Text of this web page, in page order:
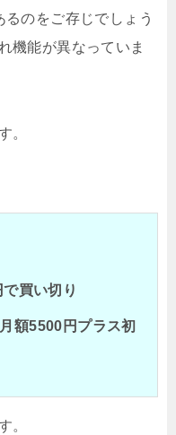
のをご存じでしょう
機能が異なっていま
。
で買い切り
額5500円プラス初
。